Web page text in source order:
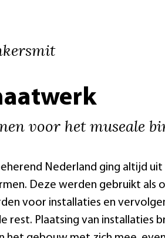
voor het museale
Nederland ging altijd
Deze werden gebruikt als
voor installaties en
rest. Plaatsing van installaties